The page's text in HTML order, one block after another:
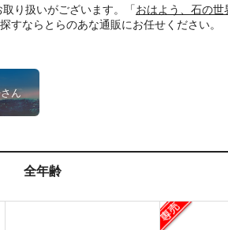
り扱いがございます。「おはよう、石の世
ならとらのあな通販にお任せください。
ん
全年齢